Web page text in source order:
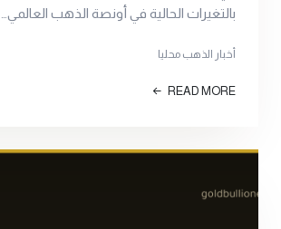
بالتغيرات الحالية في أونصة الذهب العالمي…
أخبار الذهب محليا
READ MORE